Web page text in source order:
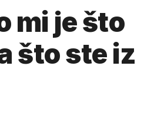
mi je što
što ste iz